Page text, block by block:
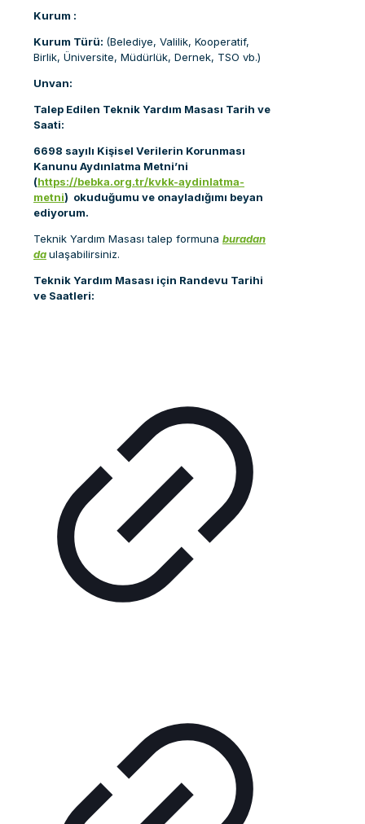
Kurum :
Kurum Türü: (Belediye, Valilik, Kooperatif,
Birlik, Üniversite, Müdürlük, Dernek, TSO vb.)
Unvan:
Talep Edilen Teknik Yardım Masası Tarih ve
Saati:
6698 sayılı Kişisel Verilerin Korunması
Kanunu Aydınlatma Metni’ni
(https://bebka.org.tr/kvkk-aydinlatma-
metni) okuduğumu ve onayladığımı beyan
ediyorum.
Teknik Yardım Masası talep formuna buradan
daulaşabilirsiniz.
TeknikYardım Masası için Randevu Tarihi
ve Saatleri: